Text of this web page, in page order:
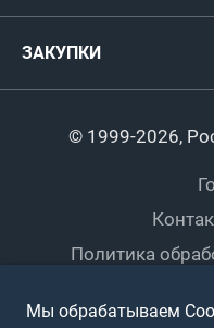
Титулы и трофеи
Турниры клубов
Регионы
Пляжный
ЗАКУПКИ
© 1999-2026,
Политика
Мы обрабатываем